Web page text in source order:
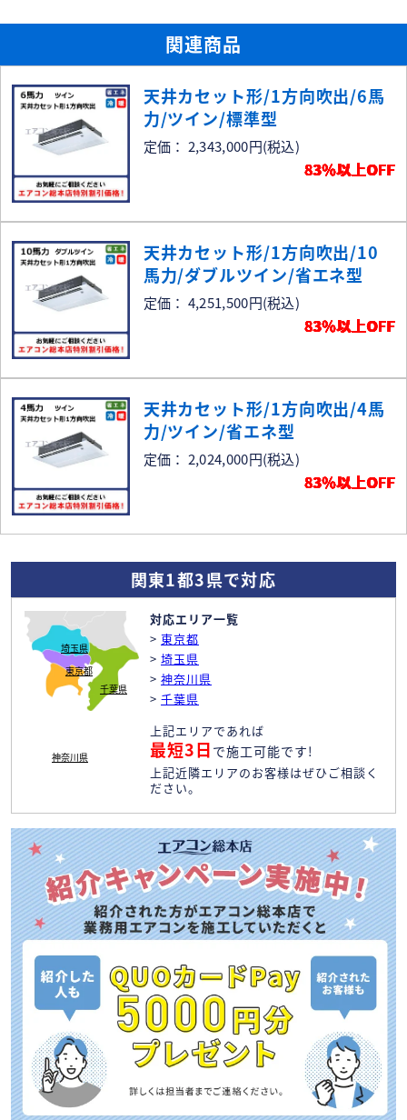
関連商品
天井カセット形/1方向吹出/6馬
力/ツイン/標準型
定価： 2,343,000円(税込)
83％以上OFF
天井カセット形/1方向吹出/10
馬力/ダブルツイン/省エネ型
定価： 4,251,500円(税込)
83％以上OFF
天井カセット形/1方向吹出/4馬
力/ツイン/省エネ型
定価： 2,024,000円(税込)
83％以上OFF
関東1都3県で対応
東京都
埼玉県
神奈川県
千葉県
対応エリア一覧
> 東京都
> 埼玉県
> 神奈川県
> 千葉県
上記エリアであれば
最短3日 で施工可能です!
上記近隣エリアのお客様はぜひご相談く
ださい。